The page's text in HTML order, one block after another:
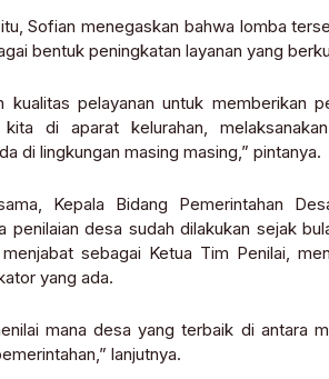
Sofian menegaskan bahwa lomba
bentuk peningkatan layanan yang
kualitas pelayanan untuk memberikan
di aparat kelurahan,
di lingkungan masing masing,” pintanya.
Kepala Bidang Pemerintahan
penilaian desa sudah dilakukan sejak
sebagai Ketua Tim Penilai,
yang ada.
mana desa yang terbaik di antara
lanjutnya.